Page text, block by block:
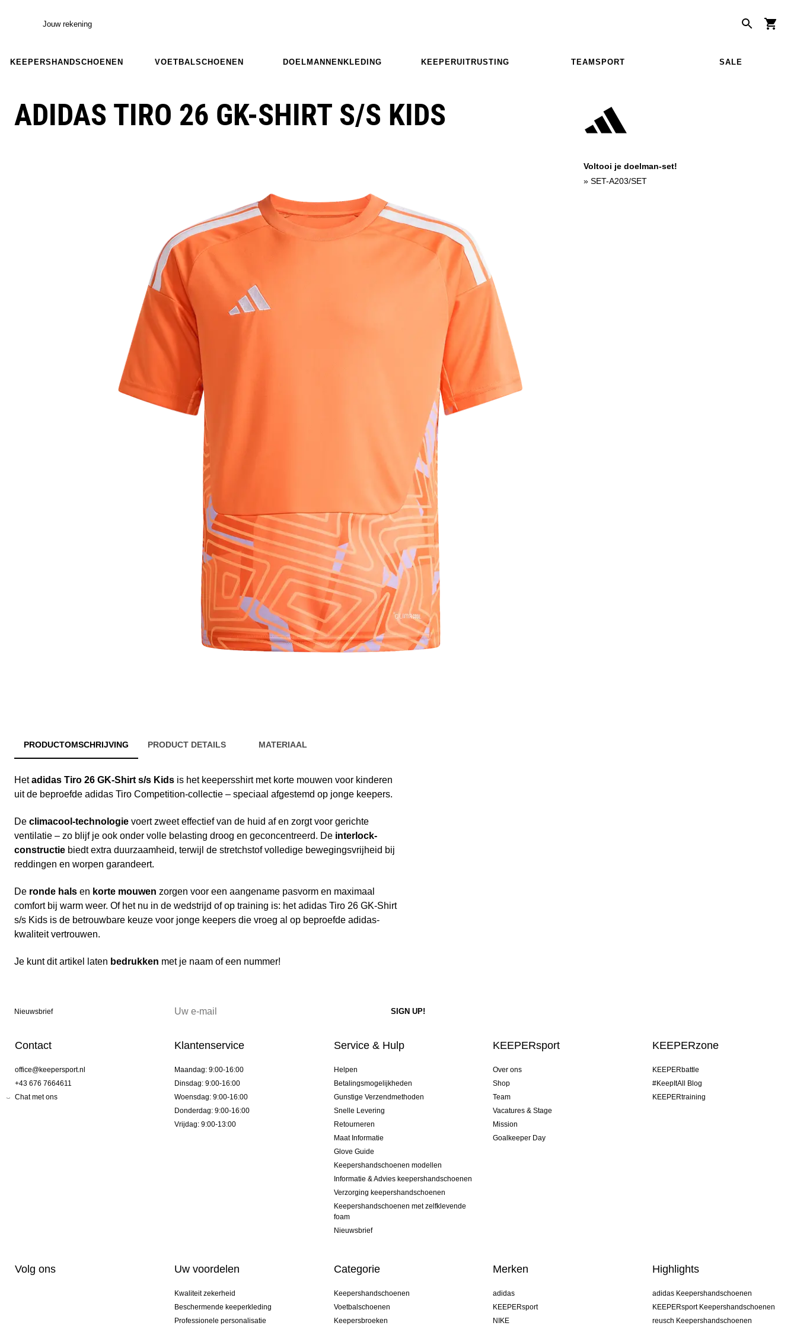
Jouw rekening
KEEPERSHANDSCHOENEN VOETBALSCHOENEN DOELMANNENKLEDING KEEPERUITRUSTING TEAMSPORT SALE
ADIDAS TIRO 26 GK-SHIRT S/S KIDS
Voltooi je doelman-set!
» SET-A203/SET
PRODUCTOMSCHRIJVING PRODUCT DETAILS MATERIAAL
Hetadidas Tiro 26 GK-Shirt s/s Kids is het keepersshirt met korte mouwen voor kinderen
uit de beproefde adidas Tiro Competition-collectie – speciaal afgestemd op jonge keepers.
De climacool-technologie voert zweet effectief van de huid af en zorgt voor gerichte
ventilatie – zo blijf je ook onder volle belasting droog en geconcentreerd. De interlock-
constructie biedt extra duurzaamheid, terwijl de stretchstof volledige bewegingsvrijheid bij
reddingen en worpen garandeert.
De ronde hals en korte mouwen zorgen voor een aangename pasvorm en maximaal
comfort bij warm weer. Of het nu in de wedstrijd of op training is: het adidas Tiro 26 GK-Shirt
s/s Kids is de betrouwbare keuze voor jonge keepers die vroeg al op beproefde adidas-
kwaliteit vertrouwen.
Je kunt dit artikel laten bedrukken met je naam of een nummer!
Nieuwsbrief
Contact
office@keepersport.nl
+43 676 7664611
Chat met ons
Klantenservice
Maandag: 9:00-16:00
Dinsdag: 9:00-16:00
Woensdag: 9:00-16:00
Donderdag: 9:00-16:00
Vrijdag: 9:00-13:00
Service & Hulp
Helpen
Betalingsmogelijkheden
Gunstige Verzendmethoden
Snelle Levering
Retourneren
Maat Informatie
Glove Guide
Keepershandschoenen modellen
Informatie & Advies keepershandschoenen
Verzorging keepershandschoenen
Keepershandschoenen met zelfklevende
foam
Nieuwsbrief
KEEPERsport
Over ons
Shop
Team
Vacatures & Stage
Mission
Goalkeeper Day
KEEPERzone
KEEPERbattle
#KeepItAll Blog
KEEPERtraining
Volg ons Uw voordelen
Kwaliteit zekerheid
Beschermende keeperkleding
Professionele personalisatie
Categorie
Keepershandschoenen
Voetbalschoenen
Keepersbroeken
Merken
adidas
KEEPERsport
NIKE
Highlights
adidas Keepershandschoenen
KEEPERsport Keepershandschoenen
reusch Keepershandschoenen